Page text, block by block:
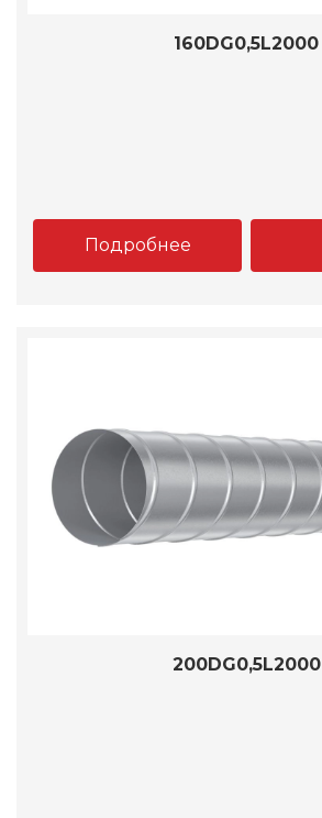
160DG0,5L2000
Подробнее
200DG0,5L2000